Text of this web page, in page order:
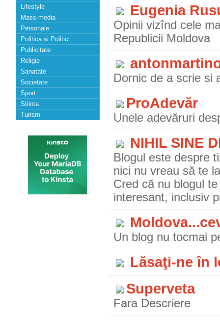
Lifestyle
Mass-media
Personale
Politica si Politici
Publicitate
Religie
Sanatate
Societate
Sport
Stiinta
Turism
Eugenia
Opinii vizînd cele
Republicii Moldova
Dornic de a scrie si
ProAdevăr
Unele adevăruri
NIHIL SINE
Blogul este despre
nici nu vreau să te
Cred că nu blogul
interesant, inclusiv
Un blog nu tocmai
Lăsaţi-ne în
Superveta
Fara Descriere